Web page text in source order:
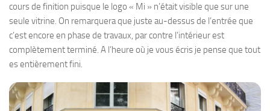
cours de finition puisque le logo « Mi » n’était visible que sur une
seule vitrine. On remarquera que juste au-dessus de l’entrée que
c’est encore en phase de travaux, par contre l’intérieur est
complètement terminé. A l’heure où je vous écris je pense que tout
es entièrement fini.